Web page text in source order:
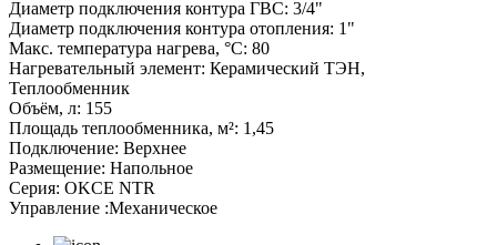
Диаметр подключения контура ГВС: 3/4"
Диаметр подключения контура отопления: 1"
Макс. температура нагрева, °С: 80
Нагревательный элемент: Керамический ТЭН,
Теплообменник
Объём, л: 155
Площадь теплообменника, м²: 1,45
Подключение: Верхнее
Размещение: Напольное
Серия: OKCE NTR
Управление :Механическое